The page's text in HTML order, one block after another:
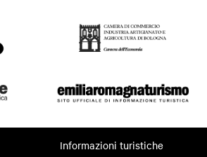
Informazioni turistiche